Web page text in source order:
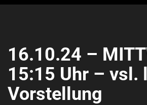
16.10.24 –
15:15 Uhr – vsl.
Vorstellung